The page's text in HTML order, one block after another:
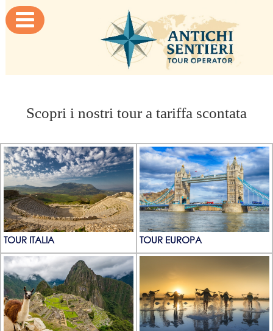

Scopri i nostri tour a tariffa scontata
TOUR ITALIA TOUR EUROPA